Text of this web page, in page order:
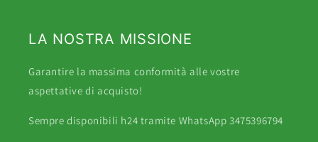
LA NOSTRA MISSIONE
Garantire la massima conformità alle vostre
aspettative di acquisto!
Sempre disponibili h24 tramite WhatsApp 3475396794